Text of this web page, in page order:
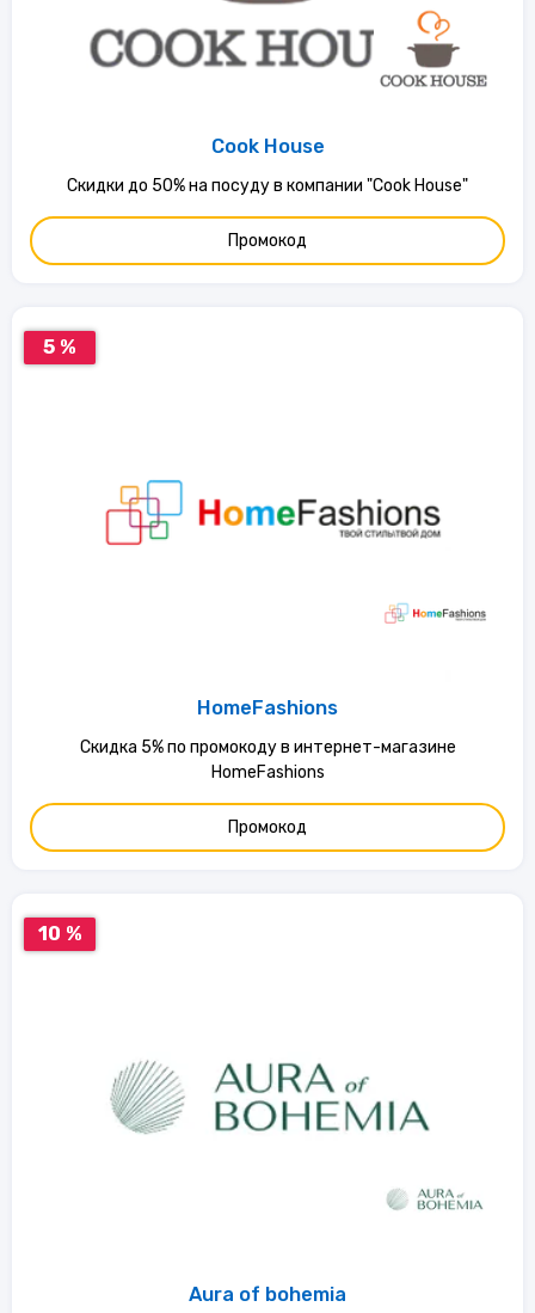
Cook House
Скидки до 50% на посуду в компании "Cook House"
Промокод
5 %
HomeFashions
Скидка 5% по промокоду в интернет-магазине
HomeFashions
Промокод
10 %
Aura of bohemia